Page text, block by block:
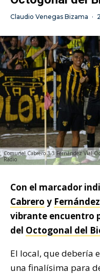
Claudio Venegas Bizama ·
Comunal Cabrero 3-3 Fernández Vial
Radio
Con el marcador
Cabrero y
vibrante encuentro
del Octogonal del
El local, que debería
una finalísima para